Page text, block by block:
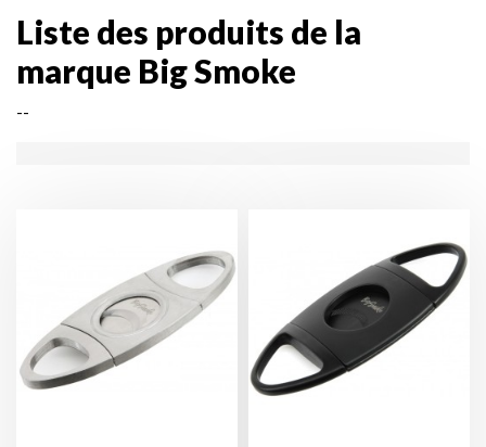
Liste des produits de la
marque Big Smoke
--